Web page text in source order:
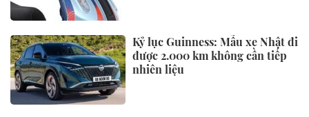
Kỷ lục Guinness: Mẫu xe Nhật đi
được 2.000 km không cần tiếp
nhiên liệu